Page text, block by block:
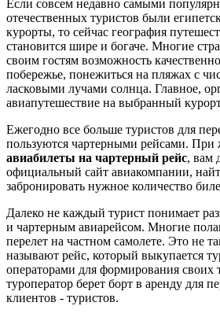
Если совсем недавно самыми
отечественных туристов были
курорты, то сейчас география
становится шире и богаче. Многие
своим гостям возможность
побережье, понежиться на пляжах с
ласковыми лучами солнца. Главное,
авиапутешествие на выбранный
Ежегодно все больше туристов для
пользуются чартерными рейсами. При
авиабилеты на чартерный рейс, вам
официальный сайт авиакомпании,
забронировать нужное количество
Далеко не каждый турист понимает
и чартерным авиарейсом. Многие
перелет на частном самолете. Это не
называют рейс, который выкупается
операторами для формирования своих
туроператор берет борт в аренду для
клиентов - туристов.